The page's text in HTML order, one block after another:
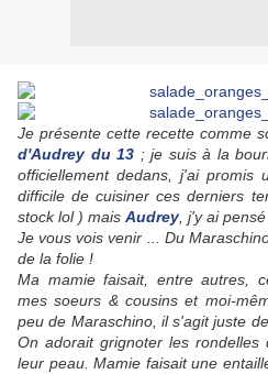
Je présente cette recette comme
d'Audrey du 13 ; je suis à la
officiellement dedans, j'ai
difficile de cuisiner ces derniers
stock lol ) mais Audrey , j'y ai
Je vous vois venir ... Du
de la folie !
Ma mamie faisait, entre autres,
mes soeurs & cousins et moi-
peu de Maraschino, il s'agit juste
On adorait grignoter les rondelles
leur peau. Mamie faisait une